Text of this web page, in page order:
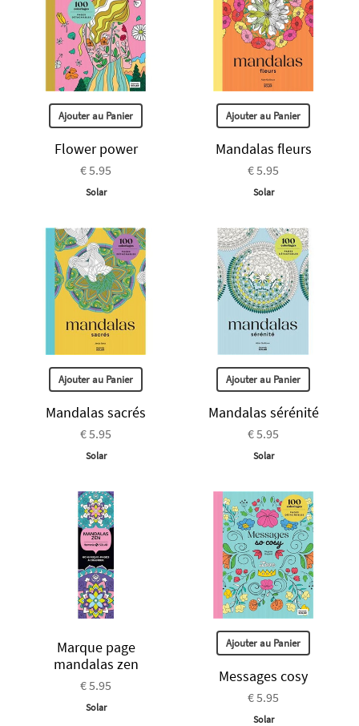
Ajouter au Panier
Flower power
€ 5.95
Solar
Ajouter au Panier
Mandalas fleurs
€ 5.95
Solar
Ajouter au Panier
Mandalas sacrés
€ 5.95
Solar
Ajouter au Panier
Mandalas sérénité
€ 5.95
Solar
Marque page
mandalas zen
€ 5.95
Solar
Ajouter au Panier
Messages cosy
€ 5.95
Solar